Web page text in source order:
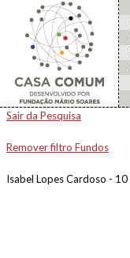
Sair da Pesquisa
Remover filtro Fundos
Isabel Lopes Cardoso - 10